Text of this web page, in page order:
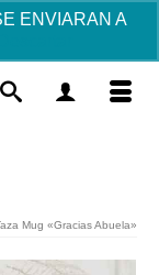
ENVIARAN A
Mug «Gracias Abuela»